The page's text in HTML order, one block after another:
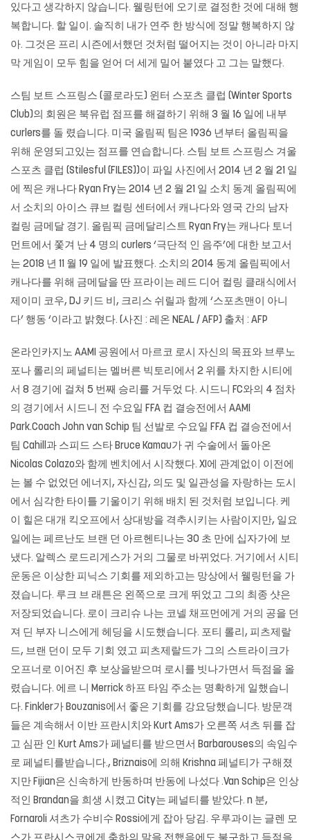
있다고 생각하지 않습니다. 웰링턴에 오기로 결정한 것에 대해 행
복합니다. 할 일이. 솔직히 내가 연주 한 방식에 정말 행복하지 않
아. 그것은 프리 시즌에서했던 것처럼 떨어지는 것이 아니라 마지
막 게임이 모두 힘을 얻어 더 세게 밀어 붙였다 고 그는 말했다.
스팀 보트 스프링스 (콜로라도) 윈터 스포츠 클럽 (Winter Sports
Club)의 회원은 북유럽 점프를 해결하기 위해 3 월 16 일에 내부
curlers를 돌 렸습니다. 미국 올림픽 팀은 1936 년부터 올림픽을
위해 운영되고있는 점프를 연습합니다. 스팀 보트 스프링스 겨울
스포츠 클럽 (Stilesful (FILES))이 파일 사진에서 2014 년 2 월 21 일
에 찍은 캐나다 Ryan Fry는 2014 년 2 월 21 일 소치 동계 올림픽에
서 소치의 아이스 큐브 컬링 센터에서 캐나다와 영국 간의 남자
컬링 금메달 경기. 올림픽 금메달리스트 Ryan Fry는 캐나다 토너
먼트에서 쫓겨 난 4 명의 curlers ‘극단적 인 음주’에 대한 보고서
는 2018 년 11 월 19 일에 발표했다. 소치의 2014 동계 올림픽에서
캐나다를 위해 금메달을 딴 프라이는 레드 디어 컬링 클래식에서
제이미 코우, DJ 키드 비, 크리스 쉬릴과 함께 ‘스포츠맨이 아니
다’ 행동 ‘이라고 밝혔다. (사진 : 레온 NEAL / AFP) 출처 : AFP
온라인카지노 AAMI 공원에서 마르코 로시 자신의 목표와 브루노
포나 롤리의 페널티는 멜버른 빅토리에서 2 위를 차지한 시티에
서 8 경기에 걸쳐 5 번째 승리를 거두었 다. 시드니 FC와의 4 점차
의 경기에서 시드니 전 수요일 FFA 컵 결승전에서 AAMI
Park.Coach John van Schip 팀 선발로 수요일 FFA 컵 결승전에서
팀 Cahill과 스피드 스타 Bruce Kamau가 귀 수술에서 돌아온
Nicolas Colazo와 함께 벤치에서 시작했다. XI에 관계없이 이전에
는 볼 수 없었던 에너지, 자신감, 의도 및 일관성을 자랑하는 도시
에서 심각한 타이틀 기울이기 위해 배치 된 것처럼 보입니다. 케
이 힐은 대개 킥오프에서 상대방을 격추시키는 사람이지만, 일요
일에는 페르난도 브랜 던 아르헨티나는 30 초 만에 십자가에 보
냈다. 알렉스 로드리게스가 거의 그물로 바뀌었다. 거기에서 시티
운동은 이상한 피닉스 기회를 제외하고는 망상에서 웰링턴을 가
졌습니다. 루크 브 래튼은 왼쪽으로 크게 뛰었고 그의 최종 샷은
저장되었습니다. 로이 크리슈 나는 코넬 채프먼에게 거의 공을 던
져 딘 부자 니스에게 헤딩을 시도했습니다. 포티 롤리, 피츠제랄
드, 브랜 던이 모두 기회 였고 피츠제랄드가 그의 스트라이크가
오프너로 이어진 후 보상을받으며 로시를 빗나가면서 득점을 올
렸습니다. 에르 니 Merrick 하프 타임 주소는 명확하게 일했습니
다. Finkler가 Bouzanis에서 좋은 기회를 강요당했습니다. 방문객
들은 계속해서 이반 프란시치와 Kurt Ams가 오른쪽 셔츠 뒤를 잡
고 심판 인 Kurt Ams가 페널티를 받으면서 Barbarouses의 속임수
로 페널티를받습니다., Briznais에 의해 Krishna 페널티가 구해졌
지만 Fijian은 신속하게 반동하며 반동에 나섰다 ​​.Van Schip은 인상
적인 Brandan을 희생 시켰고 City는 페널티를 받았다. n 분,
Fornaroli 셔츠가 수비수 Rossi에게 잡아 당김. 우루과이는 글렌 모